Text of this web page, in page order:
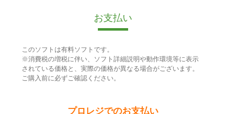
お支払い
このソフトは有料ソフトです。
※消費税の増税に伴い、ソフト詳細説明や動作環境等に表示
されている価格と、実際の価格が異なる場合がございます。
ご購入前に必ずご確認ください。
プロレジでのお支払い